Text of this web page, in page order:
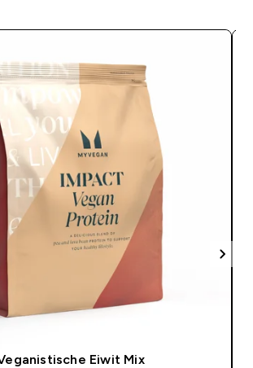
Eiwit Mix